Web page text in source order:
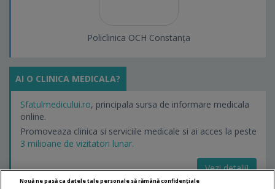
Policlinica OCH Constanța
AI O CLINICA MEDICALA?
Sfatulmedicului.ro, principala sursa de informare medicala
online.
Promoveaza clinica si serviciile medicale si ai acces la peste
3 milioane de vizitatori lunar.
Vezi detalii!
Nouă ne pasă ca datele tale personale să rămână confidențiale